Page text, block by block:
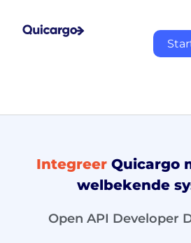
IntegreerQuicargo
welbekende
Open API Developer